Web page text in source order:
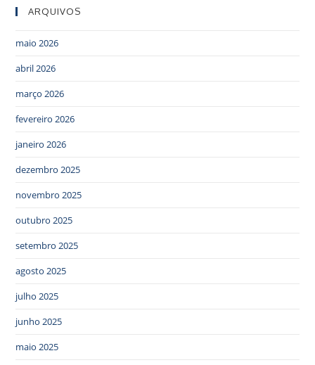
ARQUIVOS
maio 2026
abril 2026
março 2026
fevereiro 2026
janeiro 2026
dezembro 2025
novembro 2025
outubro 2025
setembro 2025
agosto 2025
julho 2025
junho 2025
maio 2025